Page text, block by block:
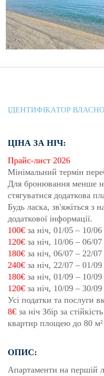
ІДЕНТИФІКАТОР
ЦІНА ЗА НІЧ:
Прайс-лист 2026
Мінімальний термін
Для бронювання менше
стягуватися додаткова
Будь ласка, зв'яжіться з
додаткової інформації.
100€ за ніч, 01/05 – 10/06
120€ за ніч, 10/06 – 06/07
180€ за ніч, 06/07 – 22/07
240€ за ніч, 22/07 – 01/09
180€ за ніч, 01/09 – 10/09
120€ за ніч, 10/09 – 30/09
Усі податки та послуги
8€ за ніч Збір за
квартир площею до 80 м²
ОПИС:
Апартаменти на першій